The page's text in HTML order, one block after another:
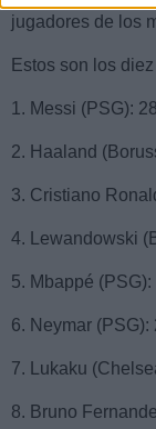
jugadores de los
Estos son los
1. Messi (PSG):
2. Haaland
3. Cristiano
4. Lewandowski
5. Mbappé
6. Neymar (PSG):
7. Lukaku
8. Bruno